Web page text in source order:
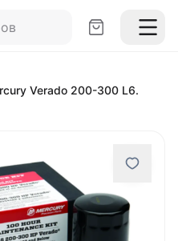
Verado 200-300 L6.